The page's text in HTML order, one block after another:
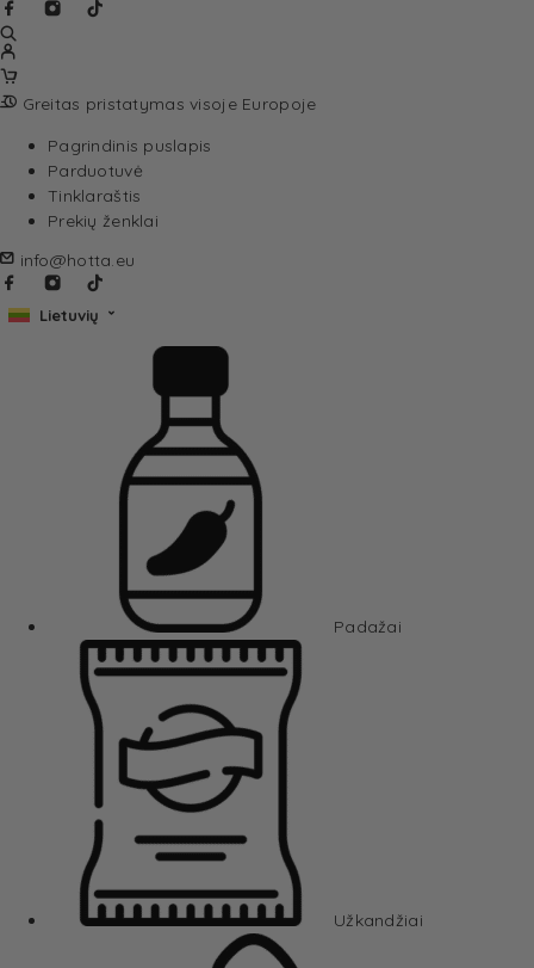
Greitas pristatymas visoje Europoje
Pagrindinis puslapis
Parduotuvė
Tinklaraštis
Prekių ženklai
info@hotta.eu
Lietuvių
Padažai
Užkandžiai